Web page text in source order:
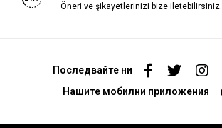
Öneri ve şikayetlerinizi bize iletebilirsiniz.
Последвайте ни
Нашите мобилни приложения